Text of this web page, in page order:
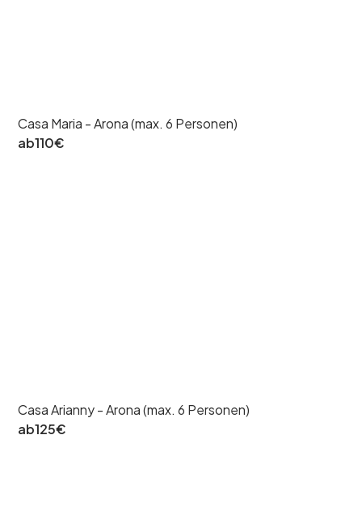
Casa Maria - Arona (max. 6 Personen)
ab110€
Casa Arianny - Arona (max. 6 Personen)
ab125€